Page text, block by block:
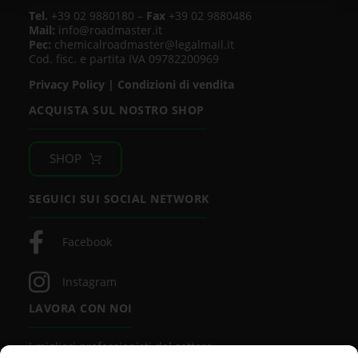
Tel. +39 02 9880180 – Fax+39 02 9880486
Mail: info@roadmaster.it
Pec: chemicalroadmaster@legalmail.it
Cod. fisc. e partita IVA 09782200969
Privacy Policy| Condizioni di vendita
ACQUISTA SUL NOSTRO SHOP
SHOP
SEGUICI SUI SOCIAL NETWORK
Facebook
Instagram
LAVORA CON NOI
I migliori professionisti del settore